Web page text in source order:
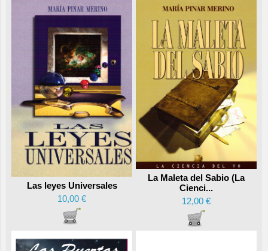
Las leyes Universales
10,00 €
La Maleta del Sabio (La
Cienci...
12,00 €